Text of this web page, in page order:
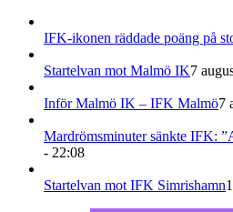
IFK-ikonen räddade poäng på
Startelvan mot Malmö IK7
Inför Malmö IK – IFK Malmö7
Mardrömsminuter sänkte IFK:
- 22:08
Startelvan mot IFK Simrishamn